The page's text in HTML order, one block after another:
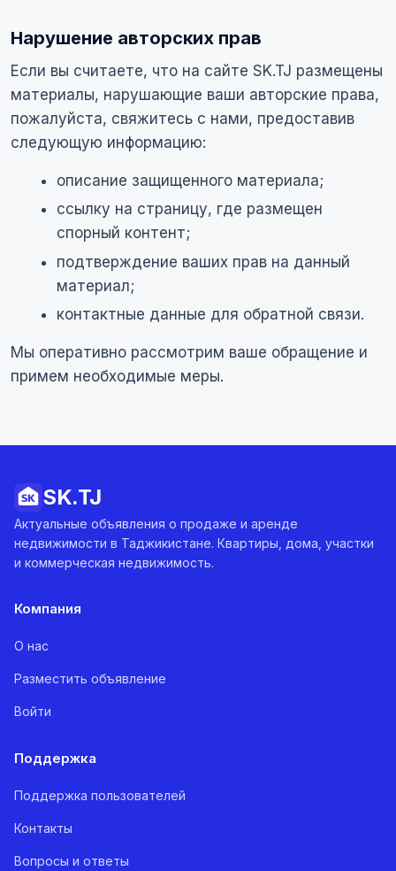
Нарушение авторских прав
Если вы считаете, что на сайте SK.TJ размещены
материалы, нарушающие ваши авторские права,
пожалуйста, свяжитесь с нами, предоставив
следующую информацию:
описание защищенного материала;
ссылку на страницу, где размещен
спорный контент;
подтверждение ваших прав на данный
материал;
контактные данные для обратной связи.
Мы оперативно рассмотрим ваше обращение и
примем необходимые меры.
SK.TJ
Актуальные объявления о продаже и аренде
недвижимости в Таджикистане. Квартиры, дома, участки
и коммерческая недвижимость.
Компания
О нас
Разместить объявление
Войти
Поддержка
Поддержка пользователей
Контакты
Вопросы и ответы